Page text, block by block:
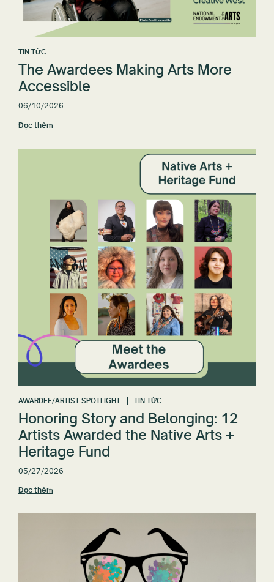
TIN TỨC
The Awardees Making Arts More
Accessible
06/10/2026
Đọc thêm
AWARDEE/ARTIST SPOTLIGHT TIN TỨC
Honoring Story and Belonging: 12
Artists Awarded the Native Arts +
Heritage Fund
05/27/2026
Đọc thêm